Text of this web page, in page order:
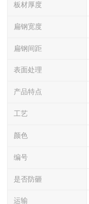
板材厚度
扁钢宽度
扁钢间距
表面处理
产品特点
工艺
颜色
编号
是否防砸
运输